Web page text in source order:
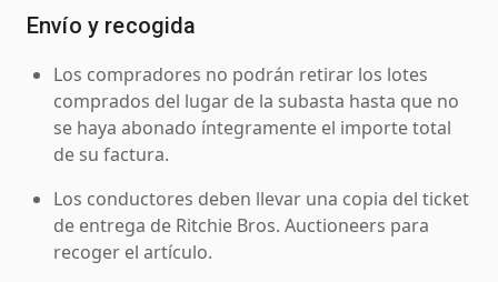
Envío y recogida
Los compradores no podrán retirar los lotes
comprados del lugar de la subasta hasta que no
se haya abonado íntegramente el importe total
de su factura.
Los conductores deben llevar una copia del ticket
de entrega de Ritchie Bros. Auctioneers para
recoger el artículo.